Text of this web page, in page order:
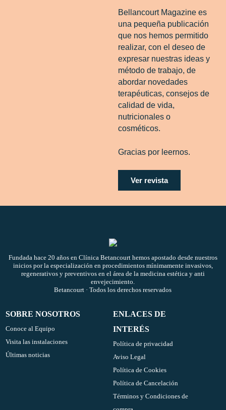
Bellancourt Magazine es
una pequeña publicación
que nos hemos permitido
realizar, con el deseo de
expresar nuestras ideas y
método de trabajo, de
abordar novedades
terapéuticas, consejos de
calidad de vida,
nutricionales o
cosméticos.
Gracias por leernos.
Ver revista
Fundada hace 20 años en Clínica Betancourthemos apostado desde nuestros
inicios por la especialización en procedimientos mínimamente invasivos,
regenerativos y preventivos en el área de la medicina estética y anti
envejecimiento.
Betancourt · Todos los derechos reservados
SOBRE NOSOTROS
Conoce al Equipo
Visita las instalaciones
Últimas noticias
ENLACES DE
INTERÉS
Política de privacidad
Aviso Legal
Política de Cookies
Política de Cancelación
Términos y Condiciones de